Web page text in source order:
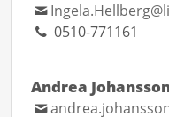
0510-771161
Andrea